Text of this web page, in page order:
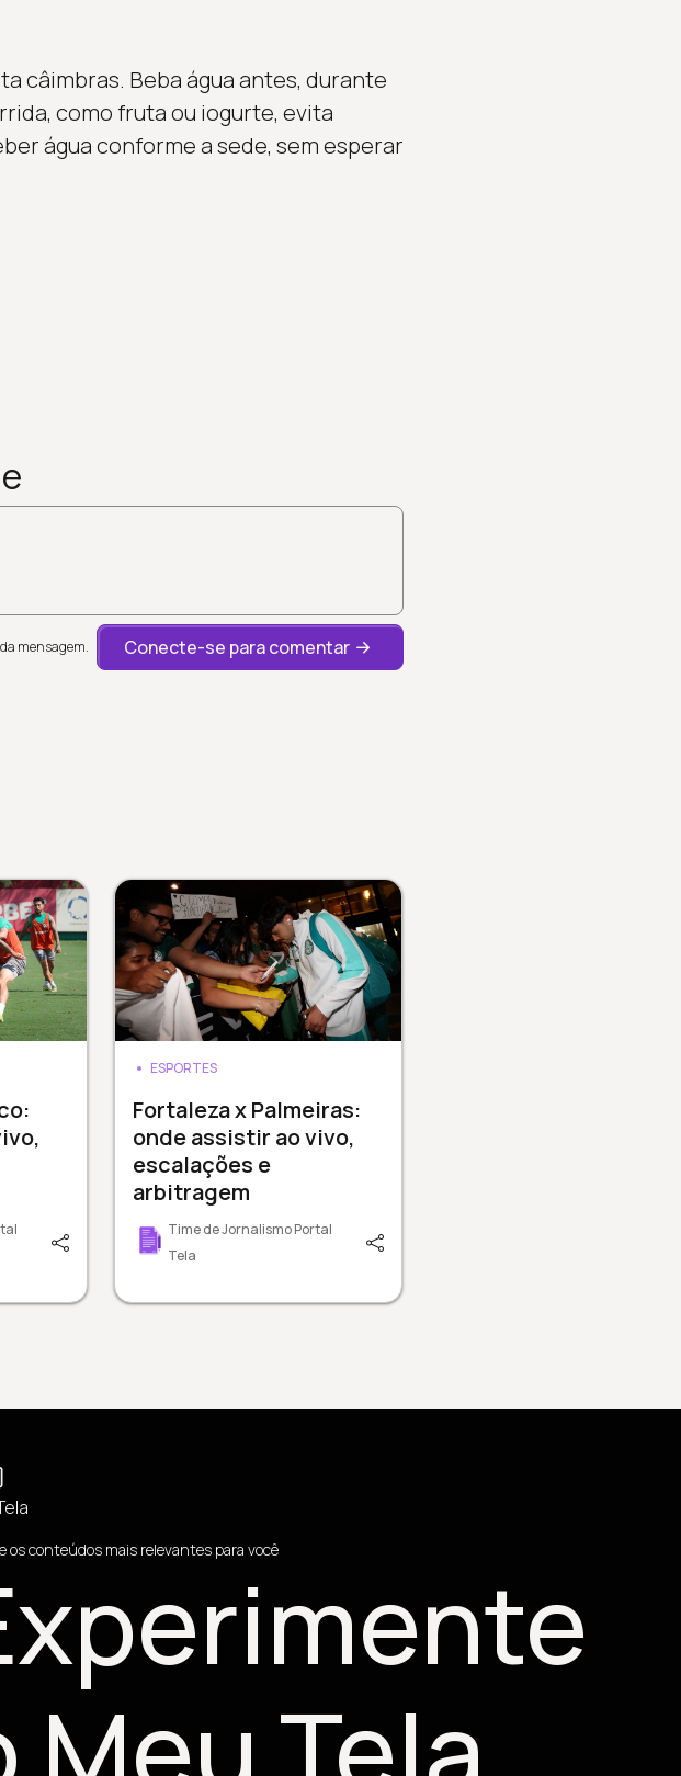
câimbras. Beba água antes, durante
como fruta ou iogurte, evita
água conforme a sede, sem esperar
mensagem. Conecte-se para comentar
ESPORTES
Fortaleza x Palmeiras:
onde assistir ao vivo,
escalações e
arbitragem
Time de Jornalismo Portal
Tela
os conteúdos mais relevantes para você